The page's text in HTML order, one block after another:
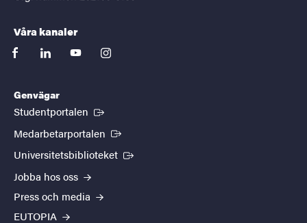
Våra kanaler
facebooklinkedinyoutubeinstagram
Genvägar
Studentportalen (Extern länk)
Medarbetarportalen (Extern länk)
Universitetsbiblioteket (Extern länk)
Jobba hos oss
Press och media
EUTOPIA